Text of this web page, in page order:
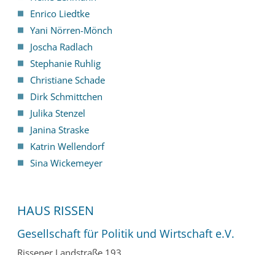
Enrico Liedtke
Yani Nörren-Mönch
Joscha Radlach
Stephanie Ruhlig
Christiane Schade
Dirk Schmittchen
Julika Stenzel
Janina Straske
Katrin Wellendorf
Sina Wickemeyer
HAUS RISSEN
Gesellschaft für Politik und Wirtschaft e.V.
Rissener Landstraße 193